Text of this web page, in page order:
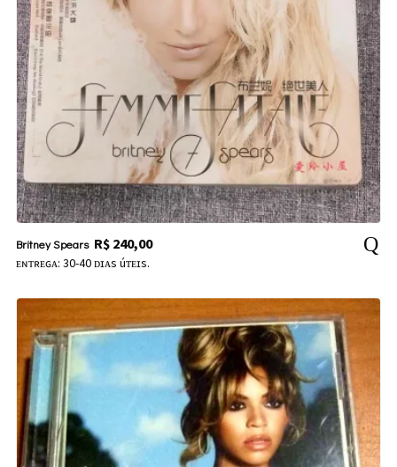
Britney Spears R$240,00
ᴇɴᴛʀᴇɢᴀ: 30-40 ᴅɪᴀs úᴛᴇɪs.